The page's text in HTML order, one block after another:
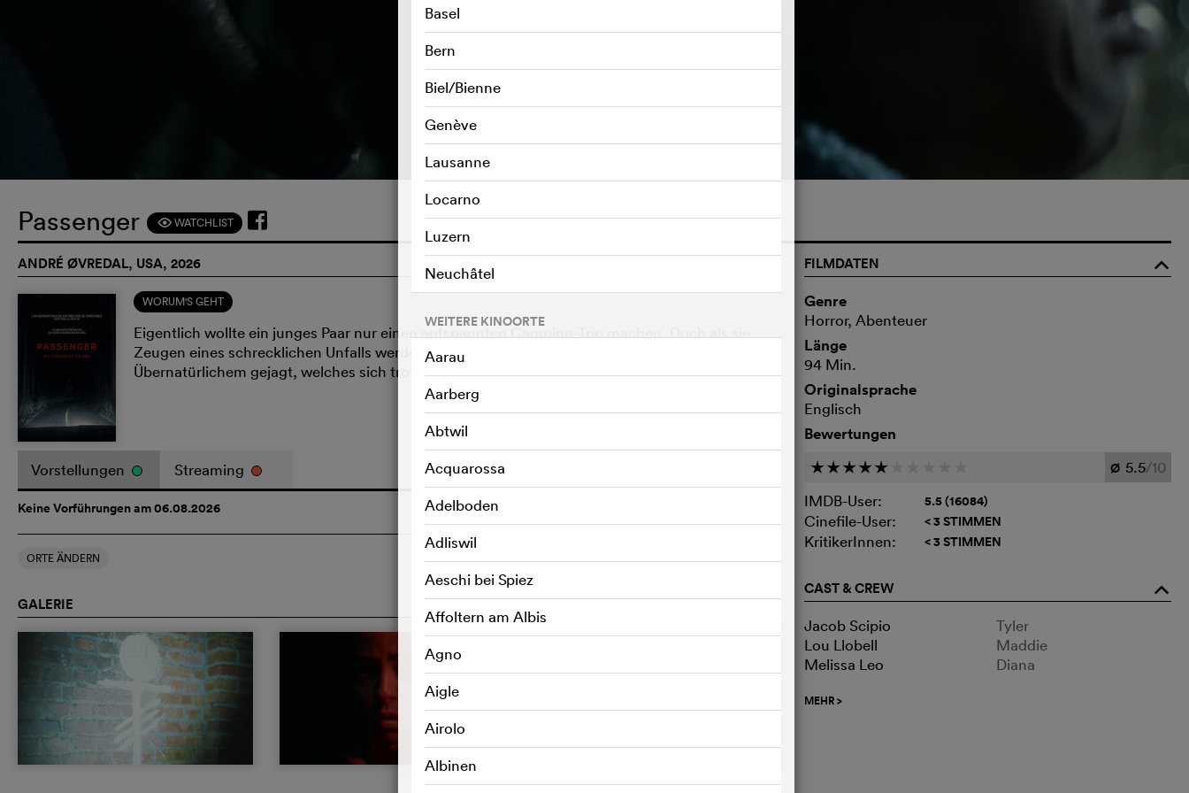
eTRAILER ABSPIELEN
Passenger F WATCHLIST
ANDRÉ ØVREDAL, USA, 2026
WORUM'S GEHT
Eigentlich wollte ein junges Paar nur einen entspannten Camping-Trip machen. Doch als sie
Zeugen eines schrecklichen Unfalls werden, verändert sich alles. Fortan werden sie von etwas
Übernatürlichem gejagt, welches sich trotz Vollgas nicht abschütteln lässt.
Vorstellungen Streaming
Keine Vorführungen am 06.08.2026
ORTE ÄNDERN
Basel
Bern
Biel/Bienne
Genève
Lausanne
Locarno
Luzern
Neuchâtel
WEITERE KINOORTE
Aarau
Aarberg
Abtwil
Acquarossa
Adelboden
Adliswil
Aeschi bei Spiez
Affoltern am Albis
Agno
Aigle
Airolo
Albinen
GALERIE o
FILMDATEN
o
Genre
Horror, Abenteuer
Länge
94 Min.
Originalsprache
Englisch
Bewertungen
c c c c c Ø 5.5/10
IMDB-User:
5.5 (16084)
Cinefile-User: < 3 STIMMEN
KritikerInnen: < 3 STIMMEN
CAST & CREW o
Jacob Scipio
Tyler
Lou Llobell
Maddie
Melissa Leo
Diana
MEHR>